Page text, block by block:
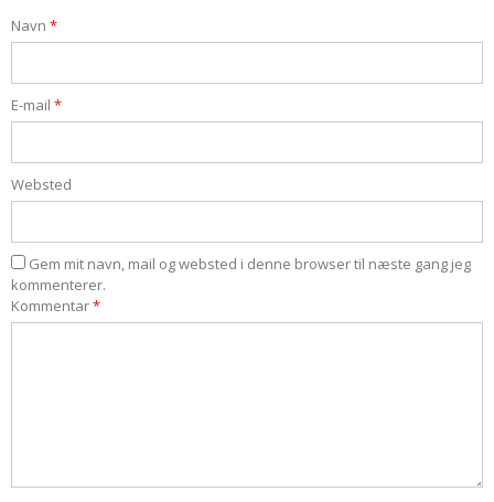
Navn *
E-mail *
Websted
Gem mit navn, mail og websted i denne browser til næste gang jeg
kommenterer.
Kommentar*